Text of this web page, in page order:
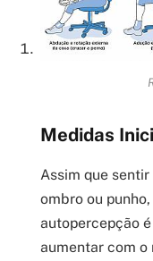
Medidas
Assim que
ombro ou
autopercepção
aumentar com o